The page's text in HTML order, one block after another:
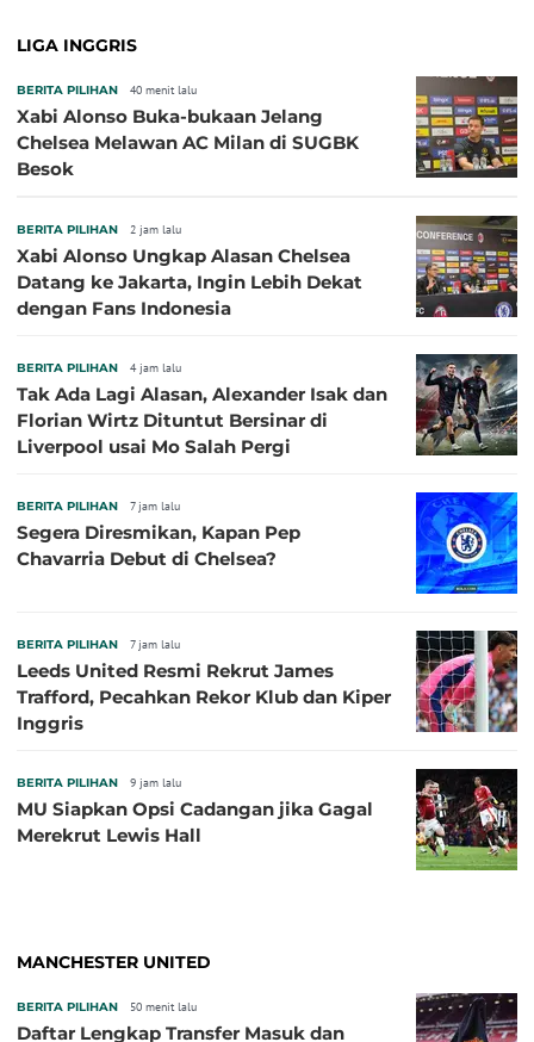
LIGA INGGRIS
BERITA PILIHAN 40 menit lalu
Xabi Alonso Buka-bukaan Jelang
Chelsea Melawan AC Milan di SUGBK
Besok
BERITA PILIHAN 2 jam lalu
Xabi Alonso Ungkap Alasan Chelsea
Datang ke Jakarta, Ingin Lebih Dekat
dengan Fans Indonesia
BERITA PILIHAN 4 jam lalu
Tak Ada Lagi Alasan, Alexander Isak dan
Florian Wirtz Dituntut Bersinar di
Liverpool usai Mo Salah Pergi
BERITA PILIHAN 7 jam lalu
Segera Diresmikan, Kapan Pep
Chavarria Debut di Chelsea?
BERITA PILIHAN 7 jam lalu
Leeds United Resmi Rekrut James
Trafford, Pecahkan Rekor Klub dan Kiper
Inggris
BERITA PILIHAN 9 jam lalu
MU Siapkan Opsi Cadangan jika Gagal
Merekrut Lewis Hall
MANCHESTER UNITED
BERITA PILIHAN 50 menit lalu
Daftar Lengkap Transfer Masuk dan